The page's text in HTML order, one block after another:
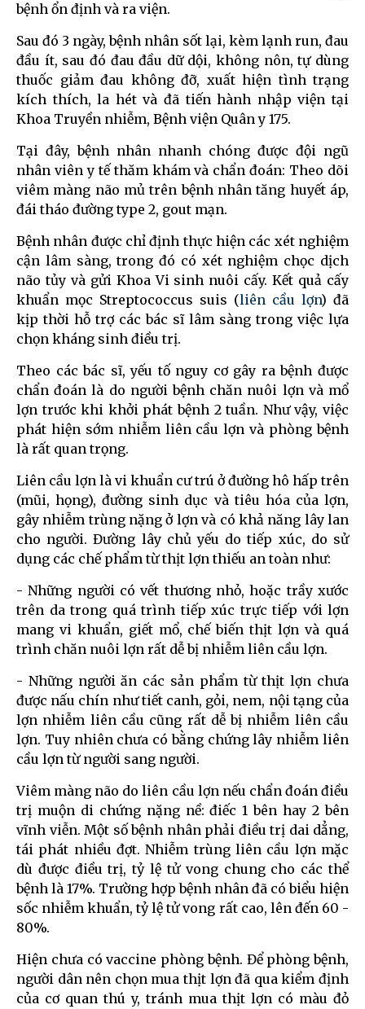
bệnh ổn định và ra viện.
Sau đó 3 ngày, bệnh nhân sốt lại, kèm lạnh run, đau
đầu ít, sau đó đau đầu dữ dội, không nôn, tự dùng
thuốc giảm đau không đỡ, xuất hiện tình trạng
kích thích, la hét và đã tiến hành nhập viện tại
Khoa Truyền nhiễm, Bệnh viện Quân y 175.
Tại đây, bệnh nhân nhanh chóng được đội ngũ
nhân viên y tế thăm khám và chẩn đoán: Theo dõi
viêm màng não mủ trên bệnh nhân tăng huyết áp,
đái tháo đường type 2, gout mạn.
Bệnh nhân được chỉ định thực hiện các xét nghiệm
cận lâm sàng, trong đó có xét nghiệm chọc dịch
não tủy và gửi Khoa Vi sinh nuôi cấy. Kết quả cấy
khuẩn mọc Streptococcus suis (liên cầu lợn) đã
kịp thời hỗ trợ các bác sĩ lâm sàng trong việc lựa
chọn kháng sinh điều trị.
Theo các bác sĩ, yếu tố nguy cơ gây ra bệnh được
chẩn đoán là do người bệnh chăn nuôi lợn và mổ
lợn trước khi khởi phát bệnh 2 tuần. Như vậy, việc
phát hiện sớm nhiễm liên cầu lợn và phòng bệnh
là rất quan trọng.
Liên cầu lợn là vi khuẩn cư trú ở đường hô hấp trên
(mũi, họng), đường sinh dục và tiêu hóa của lợn,
gây nhiễm trùng nặng ở lợn và có khả năng lây lan
cho người. Đường lây chủ yếu do tiếp xúc, do sử
dụng các chế phẩm từ thịt lợn thiếu an toàn như:
- Những người có vết thương nhỏ, hoặc trầy xước
trên da trong quá trình tiếp xúc trực tiếp với lợn
mang vi khuẩn, giết mổ, chế biến thịt lợn và quá
trình chăn nuôi lợn rất dễ bị nhiễm liên cầu lợn.
- Những người ăn các sản phẩm từ thịt lợn chưa
được nấu chín như tiết canh, gỏi, nem, nội tạng của
lợn nhiễm liên cầu cũng rất dễ bị nhiễm liên cầu
lợn. Tuy nhiên chưa có bằng chứng lây nhiễm liên
cầu lợn từ người sang người.
Viêm màng não do liên cầu lợn nếu chẩn đoán điều
trị muộn di chứng nặng nề: điếc 1 bên hay 2 bên
vĩnh viễn. Một số bệnh nhân phải điều trị dai dẳng,
tái phát nhiều đợt. Nhiễm trùng liên cầu lợn mặc
dù được điều trị, tỷ lệ tử vong chung cho các thể
bệnh là 17%. Trường hợp bệnh nhân đã có biểu hiện
sốc nhiễm khuẩn, tỷ lệ tử vong rất cao, lên đến 60 -
80%.
Hiện chưa có vaccine phòng bệnh. Để phòng bệnh,
người dân nên chọn mua thịt lợn đã qua kiểm định
của cơ quan thú y, tránh mua thịt lợn có màu đỏ